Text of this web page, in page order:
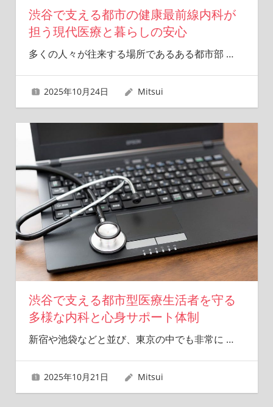
渋谷で支える都市の健康最前線内科が
担う現代医療と暮らしの安心
多くの人々が往来する場所であるある都市部 …
2025年10月24日 Mitsui
渋谷で支える都市型医療生活者を守る
多様な内科と心身サポート体制
新宿や池袋などと並び、東京の中でも非常に …
2025年10月21日 Mitsui